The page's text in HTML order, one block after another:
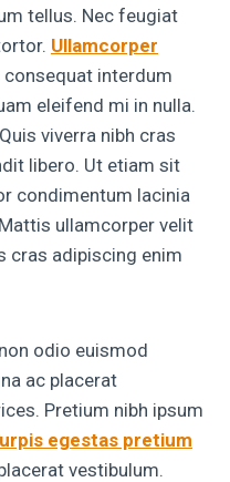
tellus. Nec feugiat
Ullamcorper
consequat interdum
eleifend mi in nulla.
viverra nibh cras
libero. Ut etiam sit
condimentum lacinia
ullamcorper velit
cras adipiscing enim
odio euismod
ac placerat
Pretium nibh ipsum
egestas pretium
vestibulum.